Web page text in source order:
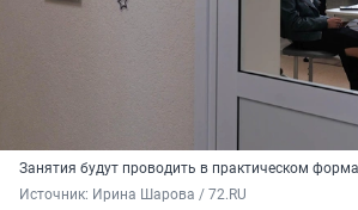
Занятия будут проводить в практическом
Источник: Ирина Шарова / 72.RU